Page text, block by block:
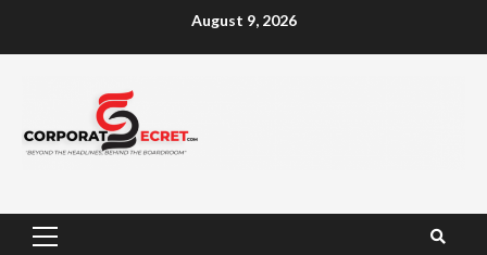
August 9, 2026
Primary